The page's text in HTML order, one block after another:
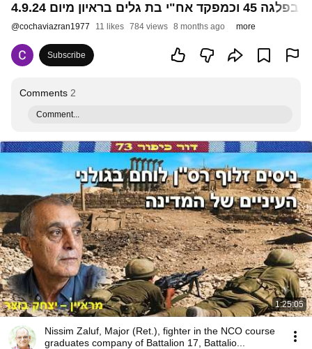
@cochaviazran1977 11 likes 784 views 8 months ago more
Subscribe
Comments 2
Comment...
1:25:05
Nissim Zaluf, Major (Ret.), fighter in the NCO course
graduates company of Battalion 17, Battalio...